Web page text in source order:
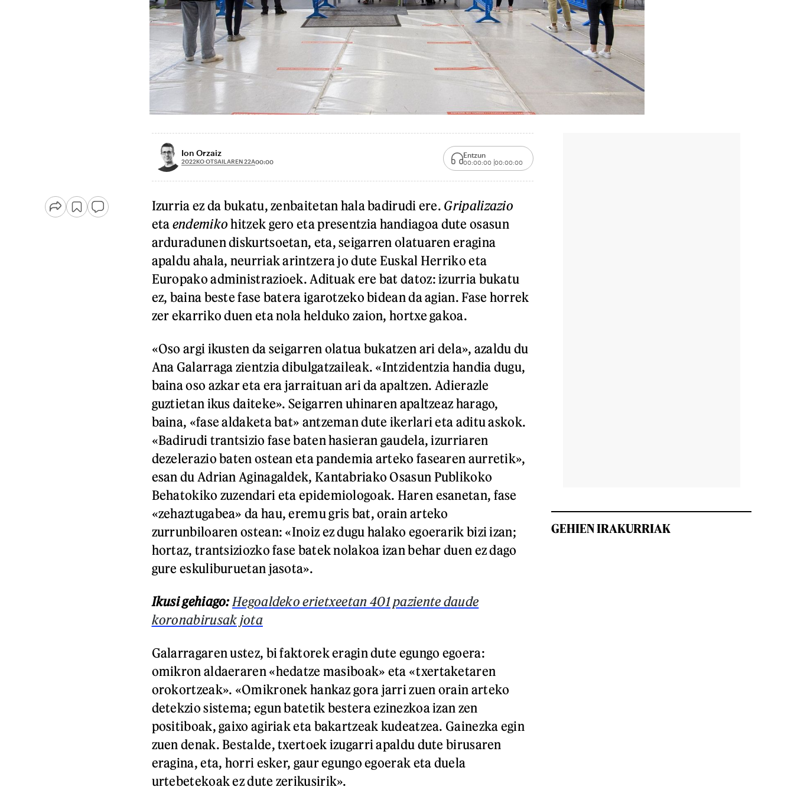
Ion Orzaiz
2022KO OTSAILAREN 22A00:00
Entzun
00:00:00 00:00:00
Izurria ez da bukatu, zenbaitetan hala badirudi ere. Gripalizazio
eta endemiko hitzek gero eta presentzia handiagoa dute osasun
arduradunen diskurtsoetan, eta, seigarren olatuaren eragina
apaldu ahala, neurriak arintzera jo dute Euskal Herriko eta
Europako administrazioek. Adituak ere bat datoz: izurria bukatu
ez, baina beste fase batera igarotzeko bidean da agian. Fase horrek
zer ekarriko duen eta nola helduko zaion, hortxe gakoa.
«Oso argi ikusten da seigarren olatua bukatzen ari dela», azaldu du
Ana Galarraga zientzia dibulgatzaileak. «Intzidentzia handia dugu,
baina oso azkar eta era jarraituan ari da apaltzen. Adierazle
guztietan ikus daiteke». Seigarren uhinaren apaltzeaz harago,
baina, «fase aldaketa bat» antzeman dute ikerlari eta aditu askok.
«Badirudi trantsizio fase baten hasieran gaudela, izurriaren
dezelerazio baten ostean eta pandemia arteko fasearen aurretik»,
esan du Adrian Aginagaldek, Kantabriako Osasun Publikoko
Behatokiko zuzendari eta epidemiologoak. Haren esanetan, fase
«zehaztugabea» da hau, eremu gris bat, orain arteko
zurrunbiloaren ostean: «Inoiz ez dugu halako egoerarik bizi izan;
hortaz, trantsiziozko fase batek nolakoa izan behar duen ez dago
gure eskuliburuetan jasota».
Ikusi gehiago: Hegoaldeko erietxeetan 401 paziente daude
koronabirusak jota
Galarragaren ustez, bi faktorek eragin dute egungo egoera:
omikron aldaeraren «hedatze masiboak» eta «txertaketaren
orokortzeak». «Omikronek hankaz gora jarri zuen orain arteko
detekzio sistema; egun batetik bestera ezinezkoa izan zen
positiboak, gaixo agiriak eta bakartzeak kudeatzea. Gainezka egin
zuen denak. Bestalde, txertoek izugarri apaldu dute birusaren
eragina, eta, horri esker, gaur egungo egoerak eta duela
urtebetekoak ez dute zerikusirik».
GEHIEN IRAKURRIAK